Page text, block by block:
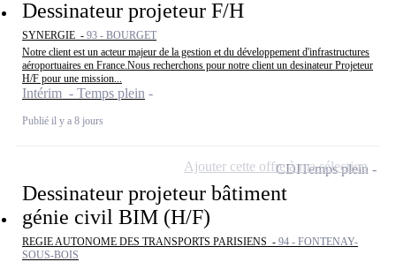
Dessinateur projeteur F/H
SYNERGIE - 93 - BOURGET
Notre client est un acteur majeur de la gestion et du développement d'infrastructures
aéroportuaires en France.Nous recherchons pour notre client un desinateur Projeteur
H/F pour une mission...
Intérim - Temps plein
Publié il y a 8 jours
Dessinateur projeteur bâtiment
génie civil BIM (H/F)
REGIE AUTONOME DES TRANSPORTS PARISIENS - 94 - FONTENAY-
SOUS-BOIS
CDITemps plein
Ajouter cette offre à ma sélection